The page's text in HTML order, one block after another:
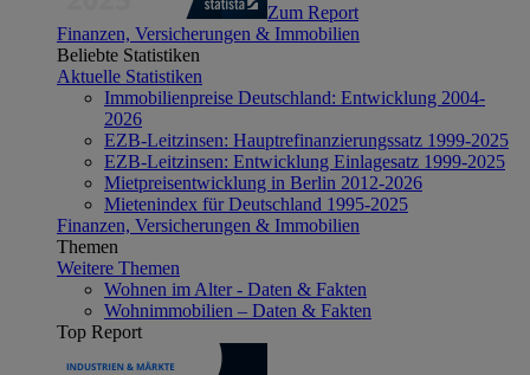
Zum Report
Finanzen, Versicherungen & Immobilien
Beliebte Statistiken
Aktuelle Statistiken
Immobilienpreise Deutschland: Entwicklung 2004-
2026
EZB-Leitzinsen: Hauptrefinanzierungssatz 1999-2025
EZB-Leitzinsen: Entwicklung Einlagesatz 1999-2025
Mietpreisentwicklung in Berlin 2012-2026
Mietenindex für Deutschland 1995-2025
Finanzen, Versicherungen & Immobilien
Themen
Weitere Themen
Wohnen im Alter - Daten & Fakten
Wohnimmobilien – Daten & Fakten
Top Report